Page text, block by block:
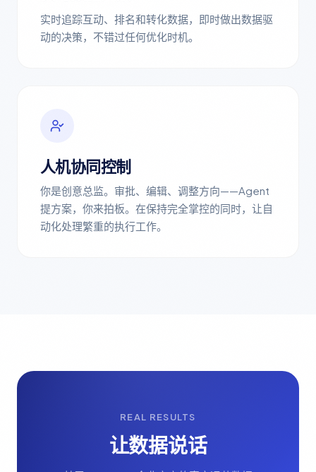
实时追踪互动、排名和转化数据，即时做出数据驱
动的决策，不错过任何优化时机。
人机协同控制
你是创意总监。审批、编辑、调整方向——Agent
提方案，你来拍板。在保持完全掌控的同时，让自
动化处理繁重的执行工作。
REAL RESULTS
让数据说话